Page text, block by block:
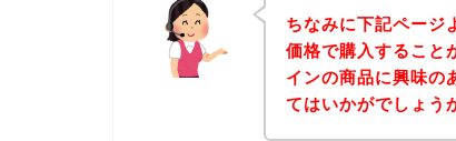
ちなみに下記ページ
価格で購入すること
インの商品に興味の
てはいかがでしょう